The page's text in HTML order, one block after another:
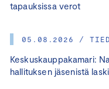
tapauksissa verot
05.08.2026 /
Keskuskauppakamari:
hallituksen jäsenistä